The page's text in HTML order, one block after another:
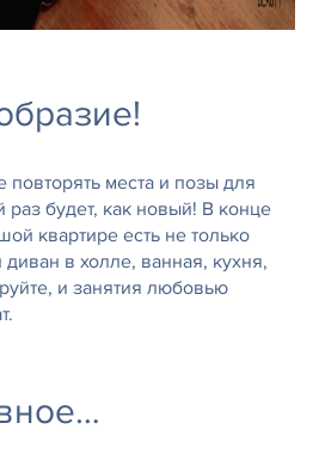
повторять места и позы для
раз будет, как новый! В конце
квартире есть не только
диван в холле, ванная, кухня,
и занятия любовью